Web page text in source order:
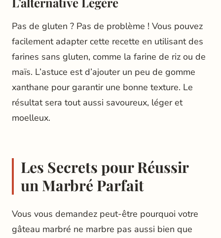
Pas de gluten ? Pas de problème ! Vous pouvez
facilement adapter cette recette en utilisant des
farines sans gluten, comme la farine de riz ou de
maïs. L’astuce est d’ajouter un peu de gomme
xanthane pour garantir une bonne texture. Le
résultat sera tout aussi savoureux, léger et
moelleux.
Les Secrets pour Réussir
un Marbré Parfait
Vous vous demandez peut-être pourquoi votre
gâteau marbré ne marbre pas aussi bien que